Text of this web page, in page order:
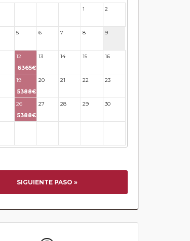
1 2
5 6 7 8 9
12
6365€
13 14 15 16
19
5388€
20 21 22 23
26
5388€
27 28 29 30
SIGUIENTE PASO »